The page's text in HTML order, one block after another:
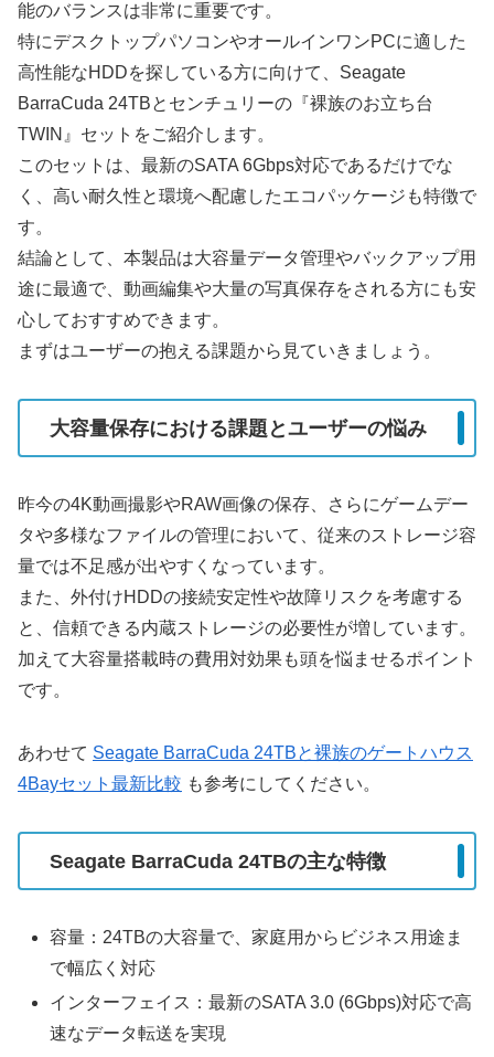
能のバランスは非常に重要です。
特にデスクトップパソコンやオールインワンPCに適した
高性能なHDDを探している方に向けて、Seagate
BarraCuda 24TBとセンチュリーの『裸族のお立ち台
TWIN』セットをご紹介します。
このセットは、最新のSATA 6Gbps対応であるだけでな
く、高い耐久性と環境へ配慮したエコパッケージも特徴で
す。
結論として、本製品は大容量データ管理やバックアップ用
途に最適で、動画編集や大量の写真保存をされる方にも安
心しておすすめできます。
まずはユーザーの抱える課題から見ていきましょう。
大容量保存における課題とユーザーの悩み
昨今の4K動画撮影やRAW画像の保存、さらにゲームデー
タや多様なファイルの管理において、従来のストレージ容
量では不足感が出やすくなっています。
また、外付けHDDの接続安定性や故障リスクを考慮する
と、信頼できる内蔵ストレージの必要性が増しています。
加えて大容量搭載時の費用対効果も頭を悩ませるポイント
です。
あわせて Seagate BarraCuda 24TBと裸族のゲートハウス
4Bayセット最新比較 も参考にしてください。
Seagate BarraCuda 24TBの主な特徴
容量：24TBの大容量で、家庭用からビジネス用途ま
で幅広く対応
インターフェイス：最新のSATA 3.0 (6Gbps)対応で高
速なデータ転送を実現